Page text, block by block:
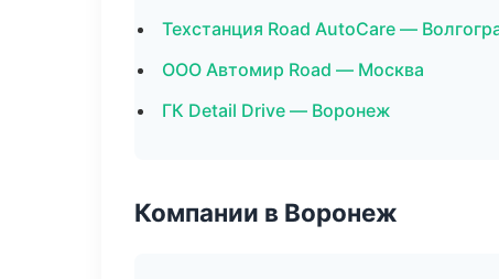
Техстанция Road AutoCare —
ООО Автомир Road — Москва
ГК Detail Drive — Воронеж
Компании в Воронеж